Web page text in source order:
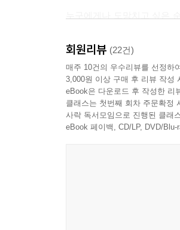
선택을 하기도 한다. 하지
순간을 견뎌 낸 뒤에야 비로
그러나 종국에 갈등을 넘어
속삭인다. 결국 우리 모두는
아니라 타인 또한 그러하리
『최악의 인생 샷』은 타
수호, 온, 태주는 그런 순간
슈퍼맨의 망토나 스파이더
것임을 말이다.
덮어 버리고 싶은 페이지가
- 송수연 (아동청소년문학평
회원리뷰 (22건)
매주 10건의 우수리뷰를 선정하
3,000원 이상 구매 후 리뷰 작성
eBook은 다운로드 후 작성한 리
클래스는 첫번째 회차 주문확정
사락 독서모임으로 진행된 클래
eBook 페이백, CD/LP, DVD/